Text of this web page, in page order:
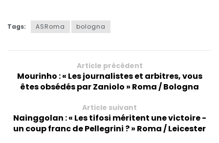
Tags: ASRoma bologna
Article précédent
Mourinho : « Les journalistes et arbitres, vous
êtes obsédés par Zaniolo » Roma / Bologna
Article suivant
Nainggolan : « Les tifosi méritent une victoire -
un coup franc de Pellegrini ? » Roma / Leicester